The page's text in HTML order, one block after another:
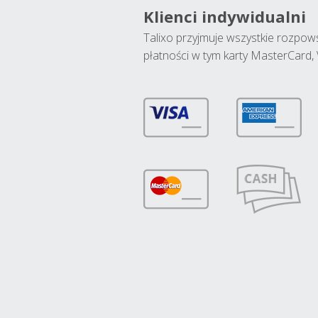
Klienci indywidualni
Talixo przyjmuje wszystkie
płatności w tym karty